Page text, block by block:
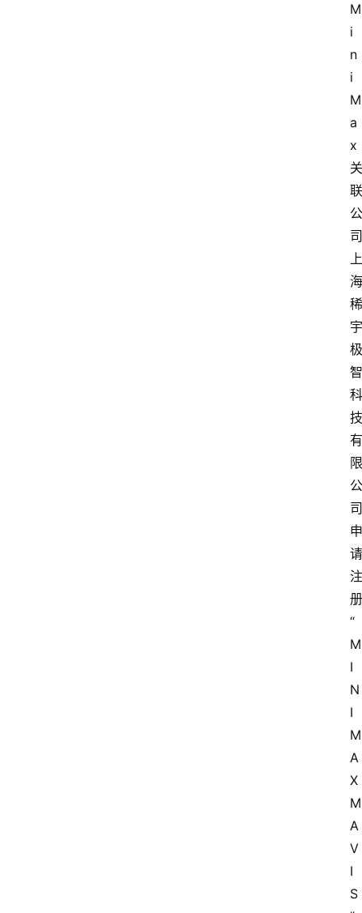
M
i
n
i
M
a
x
关
联
公
司
上
海
稀
宇
极
智
科
技
有
限
公
司
申
请
注
册
“
M
I
N
I
M
A
X
M
A
V
I
S